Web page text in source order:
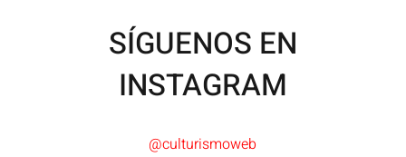
SÍGUENOS EN
INSTAGRAM
@culturismoweb